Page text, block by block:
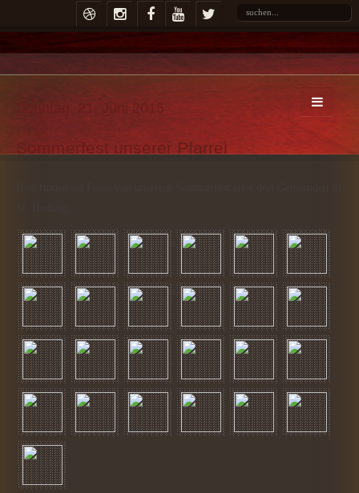
Sonntag, 21. Juni 2015
Sommerfest unserer Pfarrei